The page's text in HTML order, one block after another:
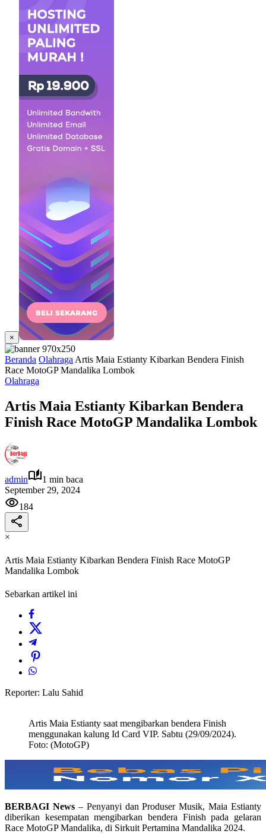
×
Beranda Olahraga Artis Maia Estianty Kibarkan Bendera Finish
Race MotoGP Mandalika Lombok
Olahraga
Artis Maia Estianty Kibarkan Bendera
Finish Race MotoGP Mandalika Lombok
admin
1 min baca
September 29, 2024
184
×
Artis Maia Estianty Kibarkan Bendera Finish Race MotoGP
Mandalika Lombok
Sebarkan artikel ini
Reporter: Lalu Sahid
Artis Maia Estianty saat mengibarkan bendera Finish
menggunakan kalung Id Card VIP. Sabtu (29/09/2024).
Foto: (MotoGP)
BERBAGI News– Penyanyi dan Produser Musik, Maia Estianty
diberikan kesempatan mengibarkan bendera Finish pada gelaran
Race MotoGP Mandalika, di Sirkuit Pertamina Mandalika 2024.